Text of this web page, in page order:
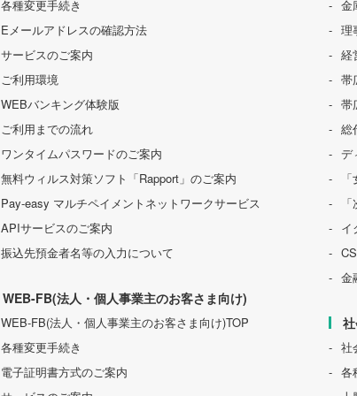
各種変更手続き
Eメールアドレスの確認方法
サービスのご案内
ご利用環境
WEBバンキング体験版
ご利用までの流れ
ワンタイムパスワードのご案内
無料ウィルス対策ソフト「Rapport」のご案内
Pay-easy マルチペイメントネットワークサービス
APIサービスのご案内
振込先預金者名等の入力について
WEB-FB(法人・個人事業主のお客さま向け)
WEB-FB(法人・個人事業主のお客さま向け)TOP
各種変更手続き
電子証明書方式のご案内
金
理
経
帯
帯
総
デ
イ
金
社
各